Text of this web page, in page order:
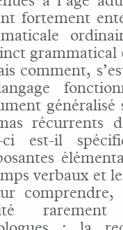
fortement
grammatical
comment,
généralisé
récurrents
ci est-il
verbaux et